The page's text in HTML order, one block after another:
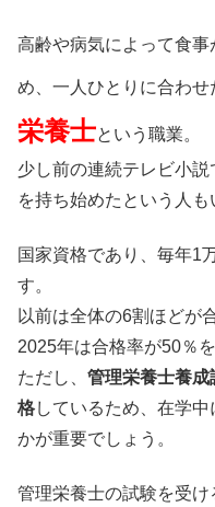
高齢や病気によって食
め、一人ひとりに合わせ
栄養士という職業。
少し前の連続テレビ小
を持ち始めたという人も
国家資格であり、毎年1
す。
以前は全体の6割ほどが
2025年は合格率が50％
ただし、 管理栄養士養
格しているため、在学
かが重要でしょう。
管理栄養士の試験を受